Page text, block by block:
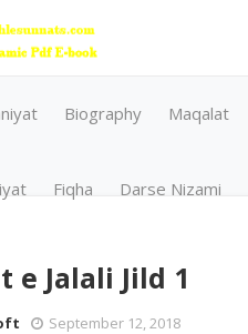
Biography Maqalat
Fiqha Darse Nizami
e Jalali Jild 1
September 12, 2018